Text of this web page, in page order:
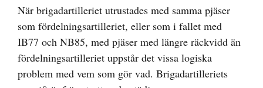
När brigadartilleriet utrustades med samma pjäser
som fördelningsartilleriet, eller som i fallet med
IB77 och NB85, med pjäser med längre räckvidd än
fördelningsartilleriet uppstår det vissa logiska
problem med vem som gör vad. Brigadartilleriets